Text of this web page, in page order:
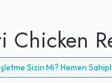
Chicken
Sizin Mi? Hemen